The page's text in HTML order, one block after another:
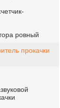
ровный
прокачки